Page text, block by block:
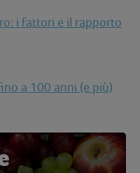
i fattori e il rapporto
a 100 anni (e più)